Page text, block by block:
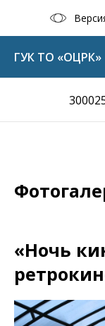
ГУК ТО «ОЦРК»
«Ночь